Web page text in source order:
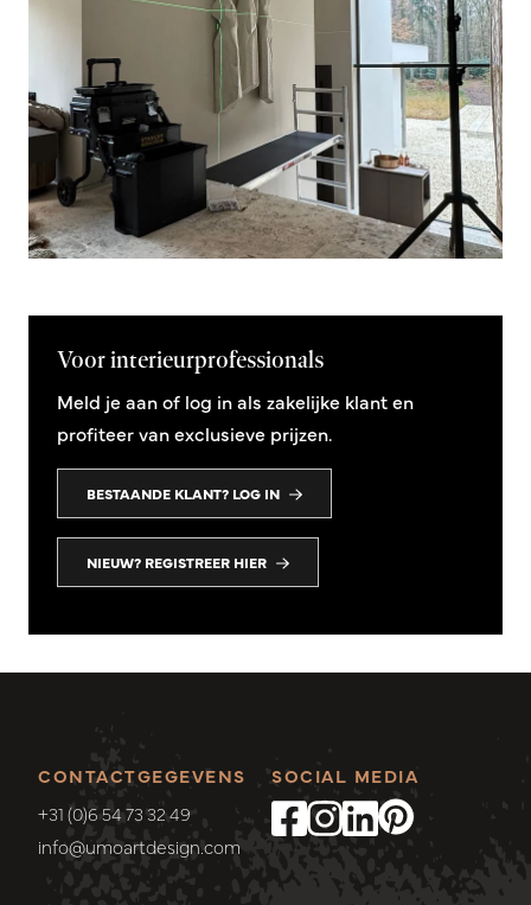
Voor interieurprofessionals
Meld je aan of log in als zakelijke klant en
profiteer van exclusieve prijzen.
BESTAANDE KLANT? LOG IN
NIEUW? REGISTREER HIER
CONTACTGEGEVENS
+31 (0)6 54 73 32 49
info@umoartdesign.com
SOCIAL MEDIA